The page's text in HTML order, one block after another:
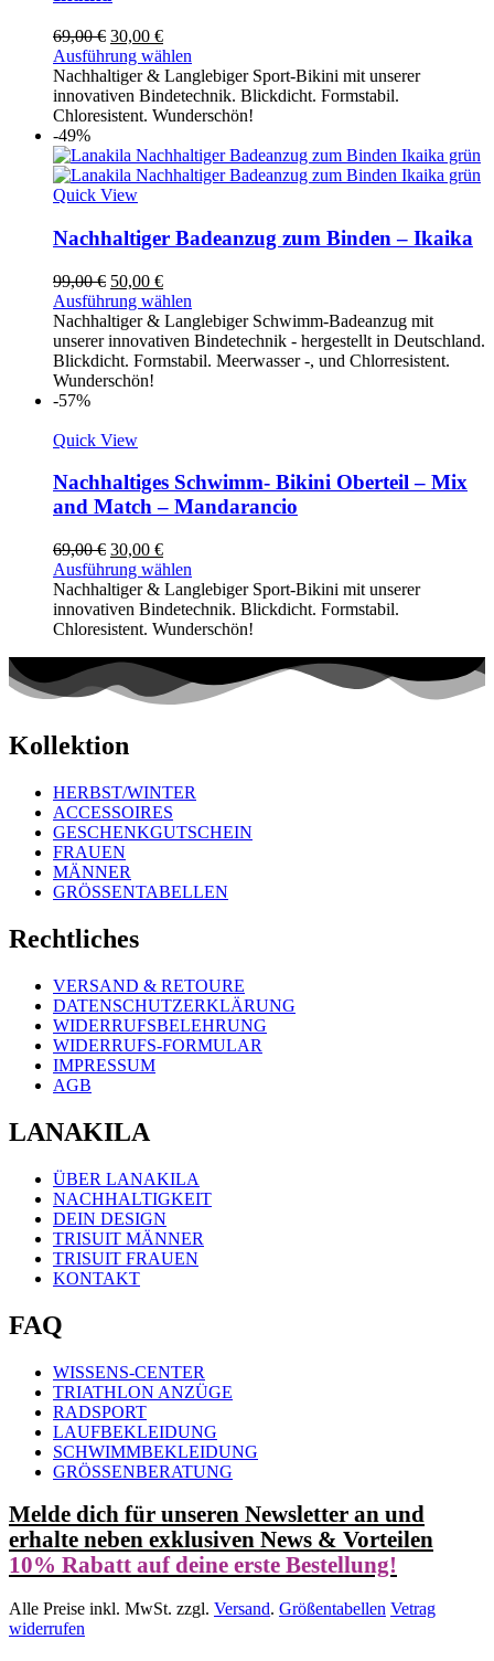
69,00€ Ursprünglicher
Preis
war:
69,00 €
30,00 €Aktueller
Preis
ist:
30,00 €.
Ausführung wählen
Nachhaltiger & Langlebiger Sport-Bikini mit unserer
innovativen Bindetechnik. Blickdicht. Formstabil.
Chloresistent. Wunderschön!
-49%
Quick View
Nachhaltiger Badeanzug zum Binden – Ikaika
99,00€ Ursprünglicher
Preis
war:
99,00 €
50,00 €Aktueller
Preis
ist:
50,00 €.
Ausführung wählen
Nachhaltiger & Langlebiger Schwimm-Badeanzug mit
unserer innovativen Bindetechnik - hergestellt in Deutschland.
Blickdicht. Formstabil. Meerwasser -, und Chlorresistent.
Wunderschön!
-57%
Quick View
Nachhaltiges Schwimm- Bikini Oberteil – Mix
and Match – Mandarancio
69,00€ Ursprünglicher
Preis
war:
69,00 €
30,00 €Aktueller
Preis
ist:
30,00 €.
Ausführung wählen
Nachhaltiger & Langlebiger Sport-Bikini mit unserer
innovativen Bindetechnik. Blickdicht. Formstabil.
Chloresistent. Wunderschön!
Kollektion
HERBST/WINTER
ACCESSOIRES
GESCHENKGUTSCHEIN
FRAUEN
MÄNNER
GRÖSSENTABELLEN
Rechtliches
VERSAND & RETOURE
DATENSCHUTZERKLÄRUNG
WIDERRUFSBELEHRUNG
WIDERRUFS-FORMULAR
IMPRESSUM
AGB
LANAKILA
ÜBER LANAKILA
NACHHALTIGKEIT
DEIN DESIGN
TRISUIT MÄNNER
TRISUIT FRAUEN
KONTAKT
FAQ
WISSENS-CENTER
TRIATHLON ANZÜGE
RADSPORT
LAUFBEKLEIDUNG
SCHWIMMBEKLEIDUNG
GRÖSSENBERATUNG
Melde dich für unseren Newsletter an und
erhalte neben exklusiven News & Vorteilen
10% Rabatt auf deine erste Bestellung!
Alle Preise inkl. MwSt. zzgl. Versand. Größentabellen Vetrag
widerrufen